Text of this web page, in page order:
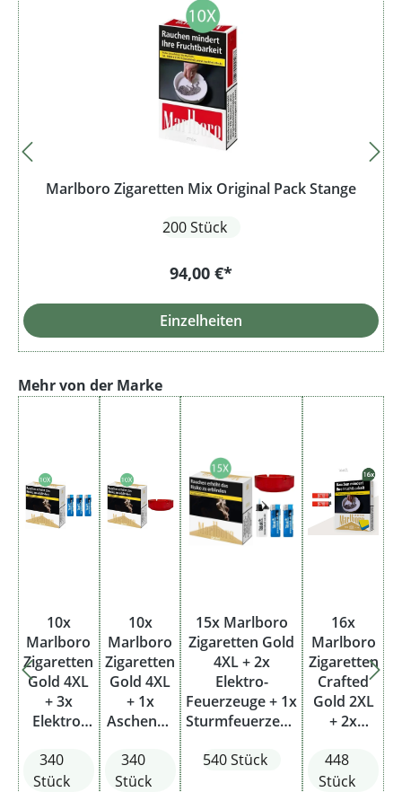
Marlboro Zigaretten Mix Original Pack Stange
200 Stück
94,00 €*
Einzelheiten
Produktgalerie überspringen
Mehr von der Marke
10x
Marlboro
Zigaretten
Gold 4XL
+ 3x
Elektro-
ge
340
Stück
10x
Marlboro
Zigaretten
Gold 4XL
+ 1x
Aschenbe
340
Stück
15x Marlboro
Zigaretten Gold
4XL + 2x
Elektro-
Feuerzeuge + 1x
Sturmfeuerzeug
Aschenbecher
540 Stück
16x
Marlboro
Zigaretten
Crafted
Gold 2XL
+ 2x
ge
448
Stück